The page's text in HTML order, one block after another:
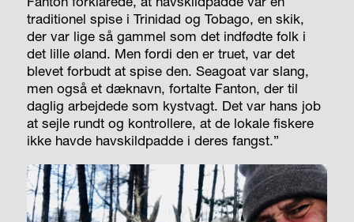
traditionel spise i Trinidad og Tobago, en skik,
der var lige så gammel som det indfødte folk i
det lille øland. Men fordi den er truet, var det
blevet forbudt at spise den. Seagoat var slang,
men også et dæknavn, fortalte Fanton, der til
daglig arbejdede som kystvagt. Det var hans job
at sejle rundt og kontrollere, at de lokale fiskere
ikke havde havskildpadde i deres fangst.”